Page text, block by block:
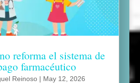
reforma el sistema de
farmacéutico
Reinoso| May 12, 2026